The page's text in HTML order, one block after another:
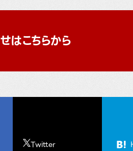
はこちらから
Twitter